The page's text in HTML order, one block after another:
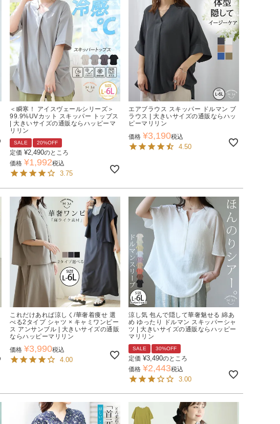
＜瞬寒！ アイスヴェールシリーズ＞
99.9%UVカット スキッパー トップス
| 大きいサイズの通販ならハッピーマ
リリン
SALE 20%OFF
定価 ¥2,490のところ
価格 ¥1,992税込
3.75
エアブラウス スキッパー ドルマン ブ
ラウス | 大きいサイズの通販ならハッ
ピーマリリン
価格 ¥3,190税込
4.50
これだけあれば涼しく/華奢着痩せ 選
べる2タイプ シャツ × キャミワンピー
ス アンサンブル | 大きいサイズの通販
ならハッピーマリリン
価格 ¥3,990税込
4.00
涼し気 包んで隠して華奢魅せる 綿あ
め ゆったり ドルマン スキッパーシャ
ツ | 大きいサイズの通販ならハッピー
マリリン
SALE 30%OFF
定価 ¥3,490のところ
価格 ¥2,443税込
3.00